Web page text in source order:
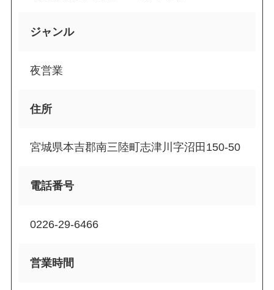
ジャンル
夜営業
住所
宮城県本吉郡南三陸町志津川字沼田150-50
電話番号
0226-29-6466
営業時間